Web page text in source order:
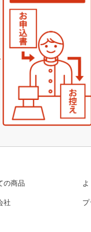
の商品
社